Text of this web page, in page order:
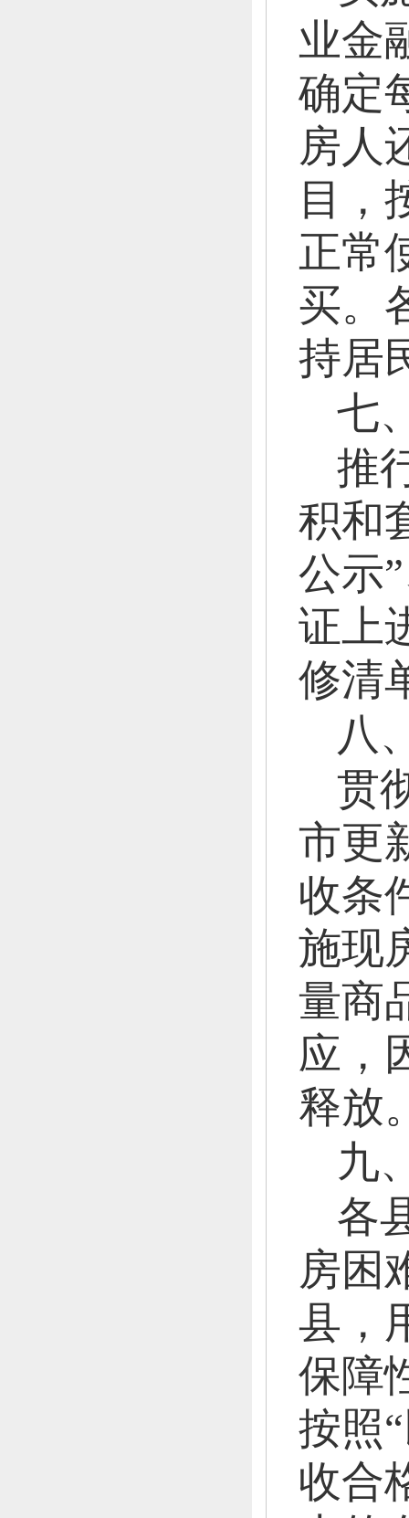
业金
确定
房人
目，
正常
买。
持居
七
推
积和
公示
证上
修清
八
贯
市更
收条
施现
量商
应，
释放
九
各
房困
县，
保障
按照
收合